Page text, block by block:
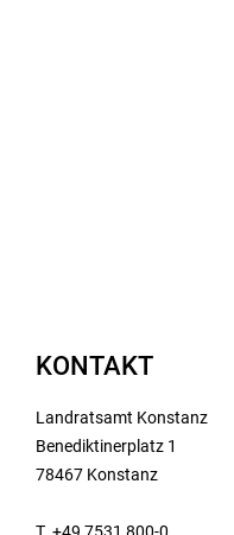
KONTAKT
Landratsamt Konstanz
Benediktinerplatz 1
78467 Konstanz